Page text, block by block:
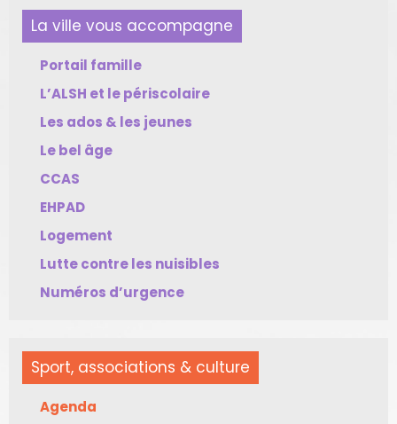
La ville vous accompagne
Portail famille
L’ALSH et le périscolaire
Les ados & les jeunes
Le bel âge
CCAS
EHPAD
Logement
Lutte contre les nuisibles
Numéros d’urgence
Sport, associations & culture
Agenda